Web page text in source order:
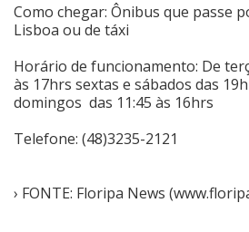
Como chegar: Ônibus que passe
Lisboa ou de táxi
Horário de funcionamento: De
às 17hrs sextas e sábados das
domingos das 11:45 às 16hrs
Telefone: (48)3235-2121
› FONTE: Floripa News